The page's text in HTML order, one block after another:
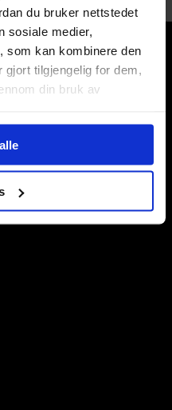
du bruker nettstedet
sosiale medier,
som kan kombinere den
gjort tilgjengelig for dem,
din bruk av